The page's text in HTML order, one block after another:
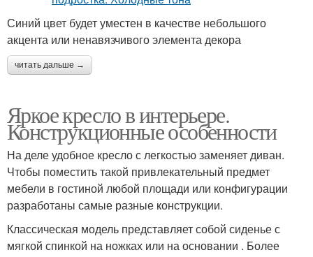
Синий цвет будет уместен в качестве небольшого
акцента или ненавязчивого элемента декора
читать дальше →
Яркое кресло в интерьере.
Конструкционные особенности
На деле удобное кресло с легкостью заменяет диван.
Чтобы поместить такой привлекательный предмет
мебели в гостиной любой площади или конфигурации
разработаны самые разные конструкции.
Классическая модель представляет собой сиденье с
мягкой спинкой на ножках или на основании . Более